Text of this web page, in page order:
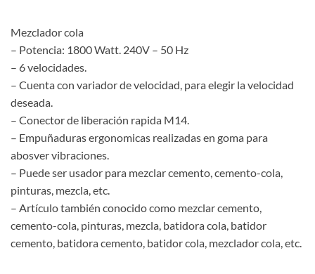
Mezclador cola
– Potencia: 1800 Watt. 240V – 50 Hz
– 6 velocidades.
– Cuenta con variador de velocidad, para elegir la velocidad
deseada.
– Conector de liberación rapida M14.
– Empuñaduras ergonomicas realizadas en goma para
abosver vibraciones.
– Puede ser usador para mezclar cemento, cemento-cola,
pinturas, mezcla, etc.
– Artículo también conocido como mezclar cemento,
cemento-cola, pinturas, mezcla, batidora cola, batidor
cemento, batidora cemento, batidor cola, mezclador cola, etc.